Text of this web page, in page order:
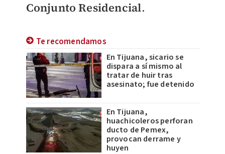
Conjunto Residencial.
Te recomendamos
En Tijuana, sicario se
dispara a sí mismo al
tratar de huir tras
asesinato; fue detenido
En Tijuana,
huachicoleros perforan
ducto de Pemex,
provocan derrame y
huyen